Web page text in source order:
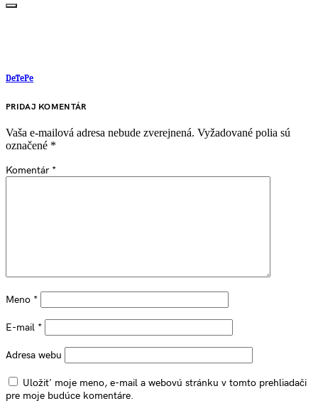
DeTePe
PRIDAJ KOMENTÁR
Vaša e-mailová adresa nebude zverejnená. Vyžadované polia sú
označené *
Komentár *
Meno *
E-mail *
Adresa webu
Uložiť moje meno, e-mail a webovú stránku v tomto prehliadači
pre moje budúce komentáre.